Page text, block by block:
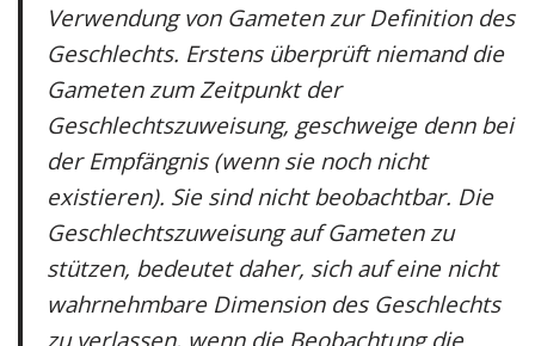
Verwendung von Gameten zur Definition des
Geschlechts. Erstens überprüft niemand die
Gameten zum Zeitpunkt der
Geschlechtszuweisung, geschweige denn bei
der Empfängnis (wenn sie noch nicht
existieren). Sie sind nicht beobachtbar. Die
Geschlechtszuweisung auf Gameten zu
stützen, bedeutet daher, sich auf eine nicht
wahrnehmbare Dimension des Geschlechts
zu verlassen, wenn die Beobachtung die